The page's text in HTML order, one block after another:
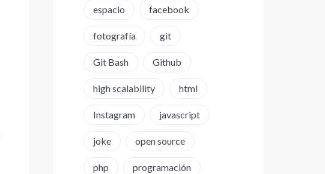
espacio facebook
fotografía git
Git Bash Github
high scalability html
Instagram javascript
joke open source
php programación